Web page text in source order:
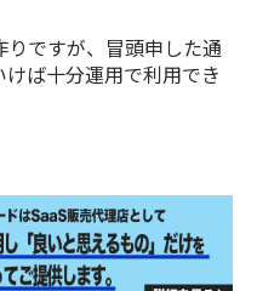
ですが、冒頭申した通
ば十分運用で利用でき